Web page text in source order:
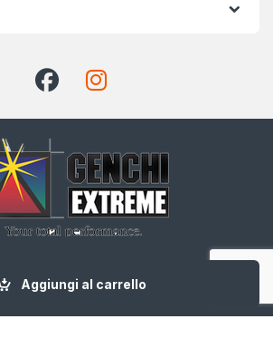
Aggiungi al carrello
+39 091 583209